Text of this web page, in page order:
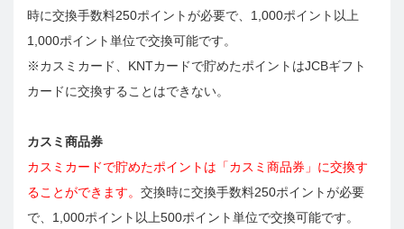
時に交換手数料250ポイントが必要で、1,000ポイント以上
1,000ポイント単位で交換可能です。
※カスミカード、KNTカードで貯めたポイントはJCBギフト
カードに交換することはできない。
カスミ商品券
カスミカードで貯めたポイントは「カスミ商品券」に交換す
ることができます。 交換時に交換手数料250ポイントが必要
で、1,000ポイント以上500ポイント単位で交換可能です。